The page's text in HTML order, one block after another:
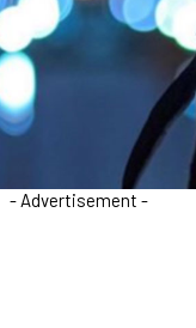
- Advertisement -